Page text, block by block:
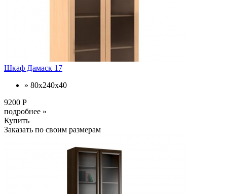
Шкаф Дамаск 17
» 80х240х40
9200 Р
подробнее »
Купить
Заказать по своим размерам